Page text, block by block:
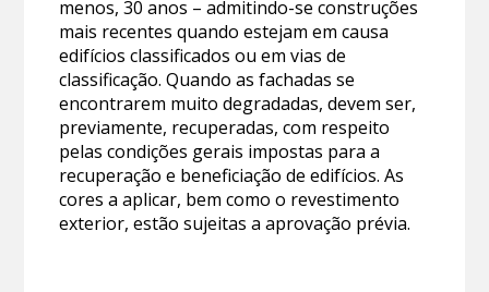
menos, 30 anos – admitindo-se construções
mais recentes quando estejam em causa
edifícios classificados ou em vias de
classificação. Quando as fachadas se
encontrarem muito degradadas, devem ser,
previamente, recuperadas, com respeito
pelas condições gerais impostas para a
recuperação e beneficiação de edifícios. As
cores a aplicar, bem como o revestimento
exterior, estão sujeitas a aprovação prévia.